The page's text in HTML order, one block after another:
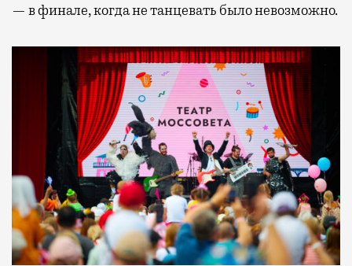
— в финале, когда не танцевать было невозможно.